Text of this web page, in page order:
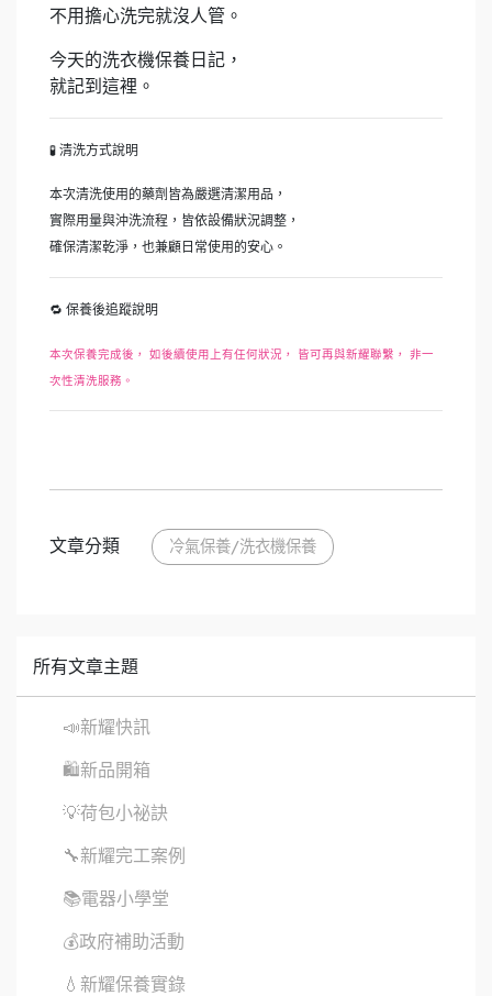
不用擔心洗完就沒人管。
今天的洗衣機保養日記，
就記到這裡。
🧪 清洗方式說明
本次清洗使用的藥劑皆為嚴選清潔用品，
實際用量與沖洗流程，皆依設備狀況調整，
確保清潔乾淨，也兼顧日常使用的安心。
🔁 保養後追蹤說明
本次保養完成後， 如後續使用上有任何狀況， 皆可再與新耀聯繫， 非一
次性清洗服務。
文章分類 冷氣保養/洗衣機保養
所有文章主題
📣新耀快訊
🛍新品開箱
💡荷包小祕訣
🔧新耀完工案例
📚電器小學堂
💰政府補助活動
💧新耀保養實錄